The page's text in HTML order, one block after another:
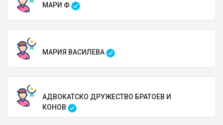
МАРИ Ф
МАРИЯ ВАСИЛЕВА
АДВОКАТСКО ДРУЖЕСТВО БРАТОЕВ И
КОНОВ